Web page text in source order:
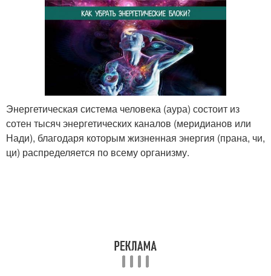
Энергетическая система человека (аура) состоит из
сотен тысяч энергетических каналов (меридианов или
Нади), благодаря которым жизненная энергия (прана, чи,
ци) распределяется по всему организму.